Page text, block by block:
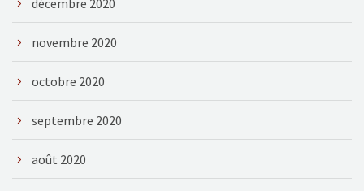
décembre 2020
novembre 2020
octobre 2020
septembre 2020
août 2020